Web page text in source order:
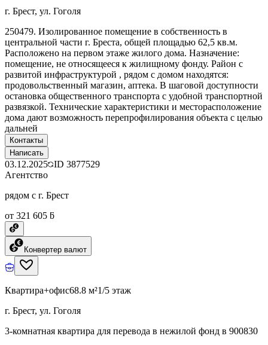
г. Брест, ул. Гоголя
250479. Изолированное помещение в собственность в
центральной части г. Бреста, общей площадью 62,5 кв.м.
Расположено на первом этаже жилого дома. Назначение:
помещение, не относящееся к жилищному фонду. Район с
развитой инфраструктурой , рядом с домом находятся:
продовольственный магазин, аптека. В шаговой доступности
остановка общественного транспорта с удобной транспортной
развязкой. Технические характеристики и месторасположение
дома дают возможность перепрофилирования объекта с целью
дальней
Контакты
Написать
03.12.2025 ID 3877529
Агентство
рядом с г. Брест
от 321 605 ƃ
Конвертер валют
Квартира+офис68.8 м²1/5 этаж
г. Брест, ул. Гоголя
3-комнатная квартира для перевода в нежилой фонд в 900830